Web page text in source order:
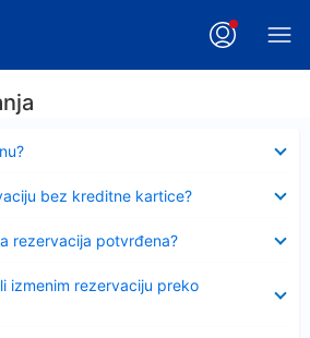
bez kreditne kartice?
rezervacija potvrđena?
izmenim rezervaciju preko